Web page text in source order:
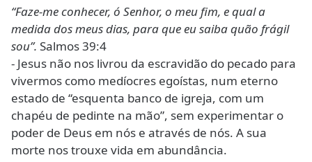
“Faze-me conhecer, ó Senhor, o meu fim, e qual a
medida dos meus dias, para que eu saiba quão frágil
sou”. Salmos 39:4
- Jesus não nos livrou da escravidão do pecado para
vivermos como medíocres egoístas, num eterno
estado de “esquenta banco de igreja, com um
chapéu de pedinte na mão”, sem experimentar o
poder de Deus em nós e através de nós. A sua
morte nos trouxe vida em abundância.